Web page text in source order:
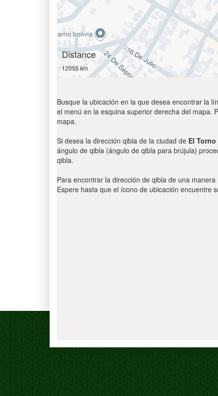
Distance
12055 km
Busque la ubicación en la que desea encontrar la
el menú en la esquina superior derecha del mapa.
mapa.
Si desea la dirección qibla de la ciudad de El Torno
ángulo de qibla (ángulo de qibla para brújula)
qibla.
Para encontrar la dirección de qibla de una
Espere hasta que el ícono de ubicación encuentre